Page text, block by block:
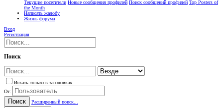
Текущие посетители Новые сообщения профилей Поиск сообщений профилей Top Posters of
the Month
Написать жалобу
Жизнь форума
Вход
Регистрация
Поиск
Искать только в заголовках
От:
Поиск Расширенный поиск...